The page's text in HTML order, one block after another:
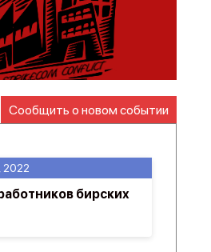
конфликты
Отчеты
публикацию
API
Сообщить о новом событии
2022
бирских